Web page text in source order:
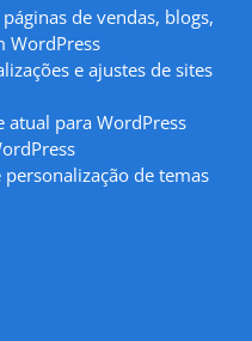
de vendas, blogs,
WordPress
e ajustes de sites
atual para WordPress
de temas